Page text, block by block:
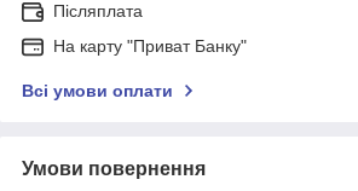
Післяплата
На карту "Приват Банку"
Всі умови оплати
Умови повернення